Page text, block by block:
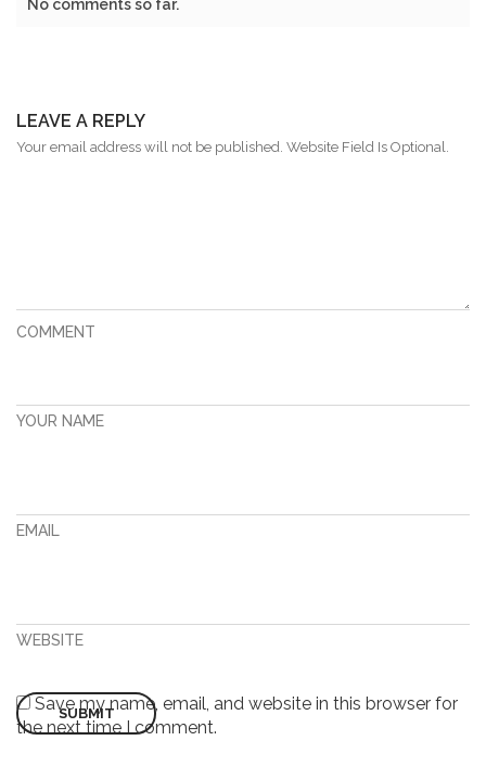
No comments so far.
LEAVE A REPLY
Your email address will not be published. Website Field Is Optional.
COMMENT
YOUR NAME
EMAIL
WEBSITE
Save my name, email, and website in this browser for
the next time I comment.